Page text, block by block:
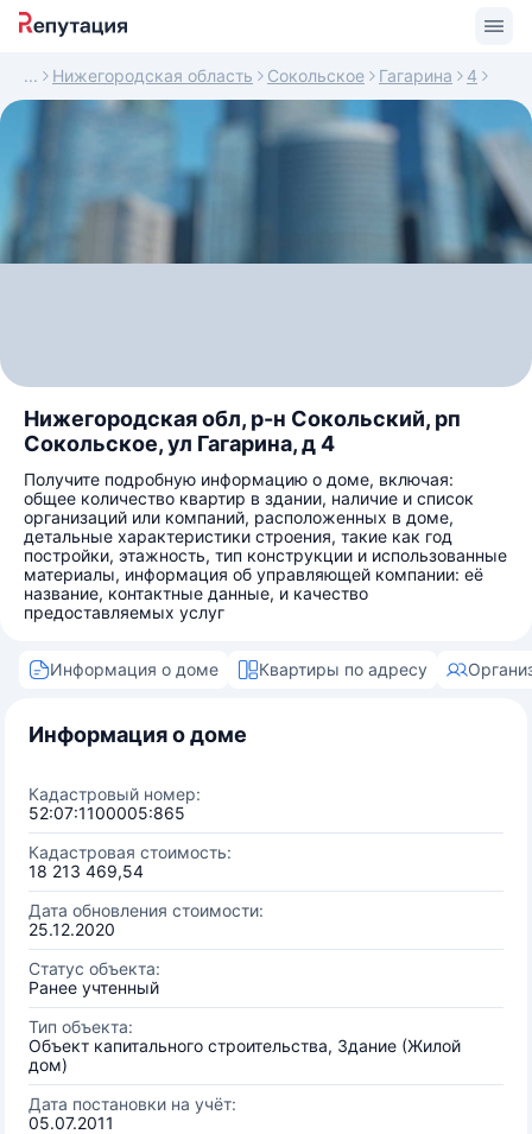
Нижегородская область Сокольское Гагарина 4
Нижегородская обл, р-н Сокольский, рп
Сокольское, ул Гагарина, д 4
Получите подробную информацию о доме, включая:
общее количество квартир в здании, наличие и список
организаций или компаний, расположенных в доме,
детальные характеристики строения, такие как год
постройки, этажность, тип конструкции и использованные
материалы, информация об управляющей компании: её
название, контактные данные, и качество
предоставляемых услуг
Информация о доме Квартиры по адресу
Информация о доме
Кадастровый номер:
52:07:1100005:865
Кадастровая стоимость:
18 213 469,54
Дата обновления стоимости:
25.12.2020
Статус объекта:
Ранее учтенный
Тип объекта:
Объект капитального строительства, Здание (Жилой
дом)
Дата постановки на учёт:
05.07.2011